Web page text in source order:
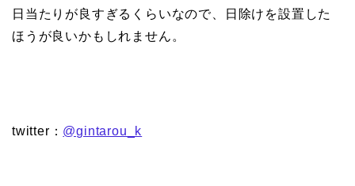
日当たりが良すぎるくらいなので、日除けを設置した
ほうが良いかもしれません。
twitter： @gintarou_k